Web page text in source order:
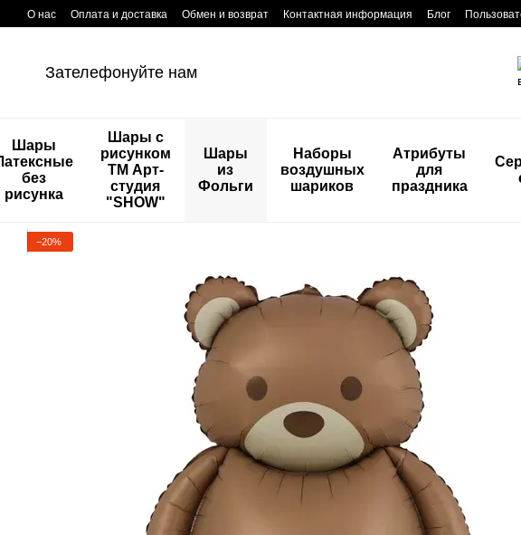
Перейти к основному контенту
О нас Оплата и доставка Обмен и возврат Контактная информация Блог
Зателефонуйте нам
Шары
без
рисунка
Шары с
рисунком
ТМ Арт-
студия
"SHOW"
Шары
из
Фольги
Наборы
воздушных
шариков
Атрибуты
для
праздника
−20%